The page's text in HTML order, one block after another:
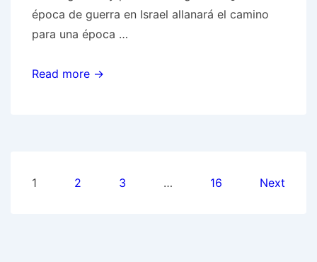
más
probable’
época de guerra en Israel allanará el camino
para una época …
HD:
Read more →
Posts
1 2 3 … 16 Next